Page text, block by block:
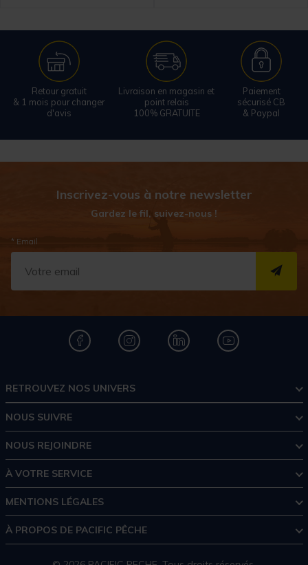
Retour gratuit
& 1 mois pour changer
d'avis
Livraison en magasin et
point relais
100% GRATUITE
Paiement
sécurisé CB
& Paypal
Inscrivez-vous à notre newsletter
Gardez le fil, suivez-nous !
* Email
RETROUVEZ NOS UNIVERS
NOUS SUIVRE
NOUS REJOINDRE
À VOTRE SERVICE
MENTIONS LÉGALES
À PROPOS DE PACIFIC PÊCHE